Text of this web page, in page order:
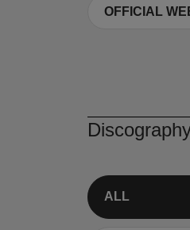
OFFICIAL
ALL